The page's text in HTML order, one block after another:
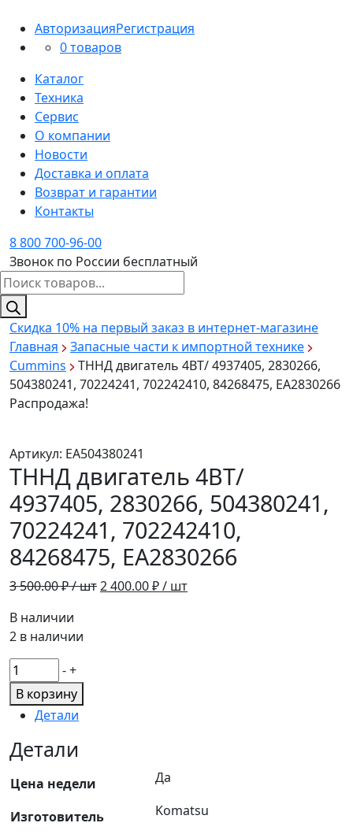
АвторизацияРегистрация
0 товаров
Каталог
Техника
Сервис
О компании
Новости
Доставка и оплата
Возврат и гарантии
Контакты
8 800 700-96-00
Звонок по России бесплатный
Поиск
товаров
Скидка 10% на первый заказ в интернет-магазине
Главная
Запасные части к импортной технике
Cummins
ТННД двигатель 4ВТ/ 4937405, 2830266,
504380241, 70224241, 702242410, 84268475, EA2830266
Распродажа!
Артикул: EA504380241
ТННД двигатель 4ВТ/
4937405, 2830266, 504380241,
70224241, 702242410,
84268475, EA2830266
3 500.00₽ / шт Первоначальная
2 400.00₽ / штТекущая
В наличии
2 в наличии
Количество
товара
ТННД
двигатель
4ВТ/
4937405,
2830266,
70224241,
-+
В корзину
Детали
Детали
Цена недели Да
Изготовитель Komatsu